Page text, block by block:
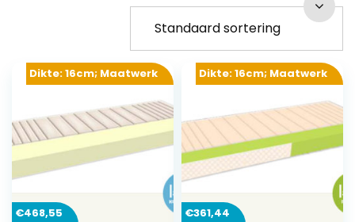
Dikte: 16cm; Maatwerk
€468,55
Dikte: 16cm; Maatwerk
€361,44